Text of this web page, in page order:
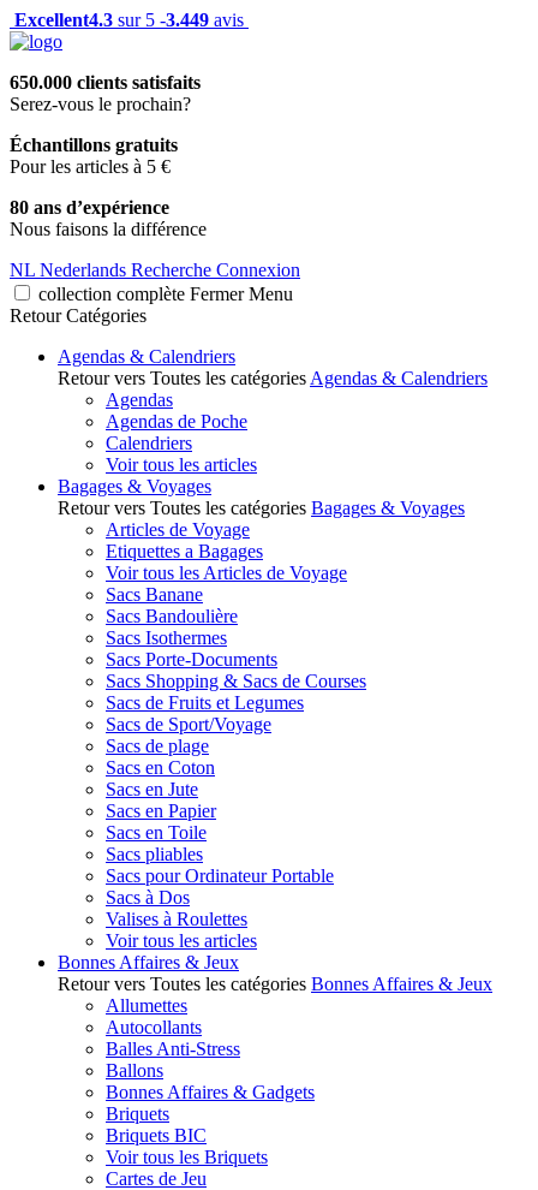
Excellent4.3 sur 5 -3.449 avis
650.000 clients satisfaits
Serez-vous le prochain?
Échantillons gratuits
Pour les articles à 5 €
80 ans d’expérience
Nous faisons la différence
NL Nederlands Recherche Connexion
collection complète Fermer Menu
Retour Catégories
Agendas & Calendriers
Retour vers Toutes les catégories Agendas & Calendriers
Agendas
Agendas de Poche
Calendriers
Voir tous les articles
Bagages & Voyages
Retour vers Toutes les catégories Bagages & Voyages
Articles de Voyage
Etiquettes a Bagages
Voir tous les Articles de Voyage
Sacs Banane
Sacs Bandoulière
Sacs Isothermes
Sacs Porte-Documents
Sacs Shopping & Sacs de Courses
Sacs de Fruits et Legumes
Sacs de Sport/Voyage
Sacs de plage
Sacs en Coton
Sacs en Jute
Sacs en Papier
Sacs en Toile
Sacs pliables
Sacs pour Ordinateur Portable
Sacs à Dos
Valises à Roulettes
Voir tous les articles
Bonnes Affaires & Jeux
Retour vers Toutes les catégories Bonnes Affaires & Jeux
Allumettes
Autocollants
Balles Anti-Stress
Ballons
Bonnes Affaires & Gadgets
Briquets
Briquets BIC
Voir tous les Briquets
Cartes de Jeu